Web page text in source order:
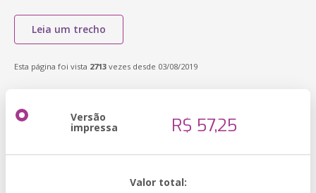
Leia um trecho
Esta página foi vista 2713 vezes desde 03/08/2019
Versão
impressa R$ 57,25
Valor total: